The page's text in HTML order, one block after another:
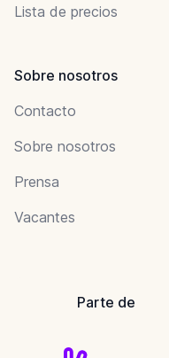
Lista de precios
Sobre nosotros
Contacto
Sobre nosotros
Prensa
Vacantes
Parte de